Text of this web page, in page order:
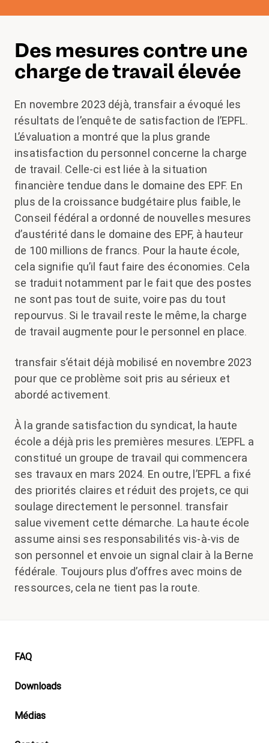
Des mesures contre une
charge de travail élevée
En novembre 2023 déjà, transfair a évoqué les
résultats de l’enquête de satisfaction de l’EPFL.
L’évaluation a montré que la plus grande
insatisfaction du personnel concerne la charge
de travail. Celle-ci est liée à la situation
financière tendue dans le domaine des EPF. En
plus de la croissance budgétaire plus faible, le
Conseil fédéral a ordonné de nouvelles mesures
d’austérité dans le domaine des EPF, à hauteur
de 100 millions de francs. Pour la haute école,
cela signifie qu’il faut faire des économies. Cela
se traduit notamment par le fait que des postes
ne sont pas tout de suite, voire pas du tout
repourvus. Si le travail reste le même, la charge
de travail augmente pour le personnel en place.
transfair s’était déjà mobilisé en novembre 2023
pour que ce problème soit pris au sérieux et
abordé activement.
À la grande satisfaction du syndicat, la haute
école a déjà pris les premières mesures. L’EPFL a
constitué un groupe de travail qui commencera
ses travaux en mars 2024. En outre, l’EPFL a fixé
des priorités claires et réduit des projets, ce qui
soulage directement le personnel. transfair
salue vivement cette démarche. La haute école
assume ainsi ses responsabilités vis-à-vis de
son personnel et envoie un signal clair à la Berne
fédérale. Toujours plus d’offres avec moins de
ressources, cela ne tient pas la route.
Footer
FAQ
Downloads
Médias